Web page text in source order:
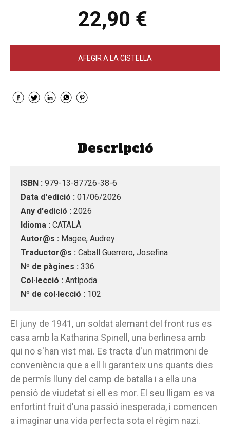
22,90 €
AFEGIR A LA CISTELLA
Descripció
ISBN : 979-13-87726-38-6
Data d'edició : 01/06/2026
Any d'edició : 2026
Idioma : CATALÀ
Autor@s : Magee, Audrey
Traductor@s : Caball Guerrero, Josefina
Nº de pàgines : 336
Col·lecció : Antípoda
Nº de col·lecció : 102
El juny de 1941, un soldat alemant del front rus es
casa amb la Katharina Spinell, una berlinesa amb
qui no s'han vist mai. Es tracta d'un matrimoni de
conveniència que a ell li garanteix uns quants dies
de permís lluny del camp de batalla i a ella una
pensió de viudetat si ell es mor. El seu lligam es va
enfortint fruit d'una passió inesperada, i comencen
a imaginar una vida perfecta sota el règim nazi.